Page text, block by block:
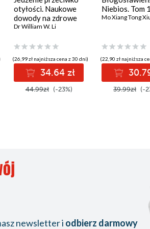
otyłości. Naukowe
dowody na zdrowe
odchudzanie
Dr William W. Li
(26,99 zł najniższa cena z 30 dni)
34.64 zł
44.99zł (-23%)
Niebios. Tom 1
Mo Xiang Tong
(22,90 zł najniższa
39.99zł (-
newsletter i odbierz darmowy